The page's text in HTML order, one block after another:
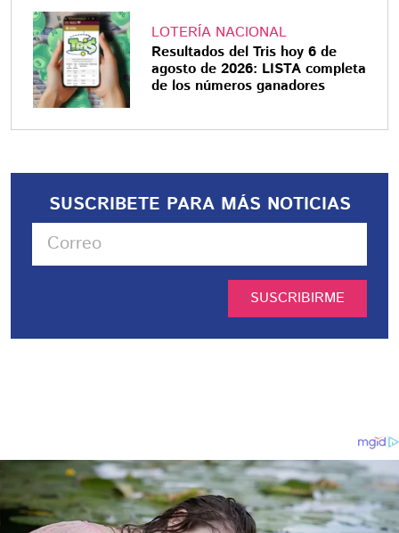
LOTERÍA NACIONAL
Resultados del Tris hoy 6 de
agosto de 2026: LISTA completa
de los números ganadores
SUSCRIBETE PARA MÁS NOTICIAS
SUSCRIBIRME